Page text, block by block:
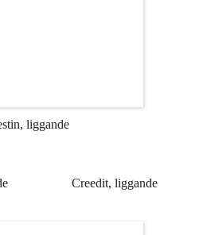
liggande
Creedit, liggande